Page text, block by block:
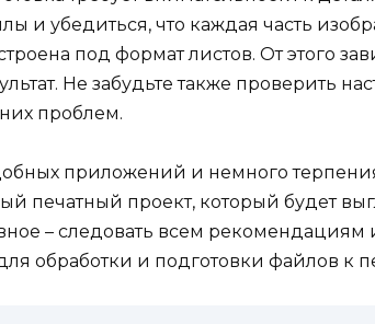
и убедиться, что каждая часть
под формат листов. От этого
Не забудьте также проверить
проблем.
приложений и немного
печатный проект, который будет
– следовать всем
обработки и подготовки файлов к